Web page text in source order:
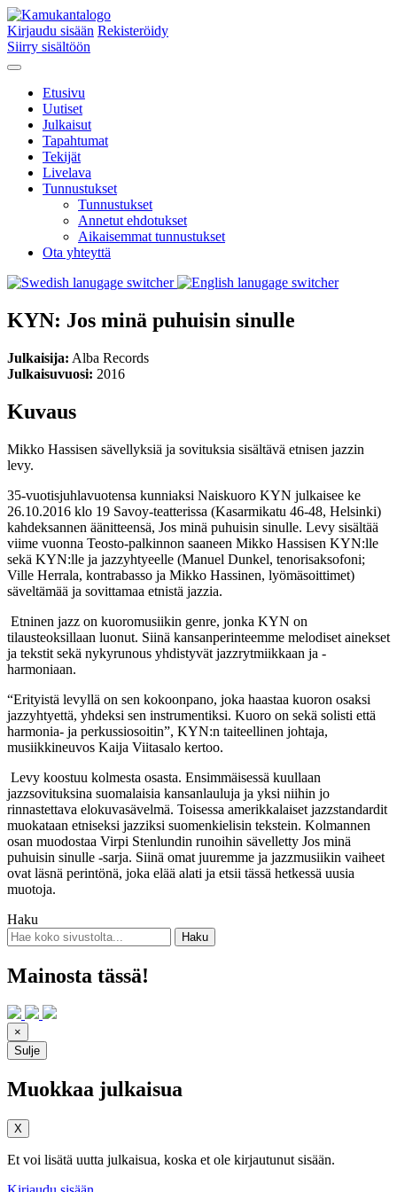
Kirjaudu sisään Rekisteröidy
Siirry sisältöön
Etusivu
Uutiset
Julkaisut
Tapahtumat
Tekijät
Livelava
Tunnustukset
Tunnustukset
Annetut ehdotukset
Aikaisemmat tunnustukset
Ota yhteyttä
KYN: Jos minä puhuisin sinulle
Julkaisija: Alba Records
Julkaisuvuosi: 2016
Kuvaus
Mikko Hassisen sävellyksiä ja sovituksia sisältävä etnisen jazzin
levy.
35-vuotisjuhlavuotensa kunniaksi Naiskuoro KYN julkaisee ke
26.10.2016 klo 19 Savoy-teatterissa (Kasarmikatu 46-48, Helsinki)
kahdeksannen äänitteensä, Jos minä puhuisin sinulle. Levy sisältää
viime vuonna Teosto-palkinnon saaneen Mikko Hassisen KYN:lle
sekä KYN:lle ja jazzyhtyeelle (Manuel Dunkel, tenorisaksofoni;
Ville Herrala, kontrabasso ja Mikko Hassinen, lyömäsoittimet)
säveltämää ja sovittamaa etnistä jazzia.
Etninen jazz on kuoromusiikin genre, jonka KYN on
tilausteoksillaan luonut. Siinä kansanperinteemme melodiset ainekset
ja tekstit sekä nykyrunous yhdistyvät jazzrytmiikkaan ja -
harmoniaan.
“Erityistä levyllä on sen kokoonpano, joka haastaa kuoron osaksi
jazzyhtyettä, yhdeksi sen instrumentiksi. Kuoro on sekä solisti että
harmonia- ja perkussiosoitin”, KYN:n taiteellinen johtaja,
musiikkineuvos Kaija Viitasalo kertoo.
Levy koostuu kolmesta osasta. Ensimmäisessä kuullaan
jazzsovituksina suomalaisia kansanlauluja ja yksi niihin jo
rinnastettava elokuvasävelmä. Toisessa amerikkalaiset jazzstandardit
muokataan etniseksi jazziksi suomenkielisin tekstein. Kolmannen
osan muodostaa Virpi Stenlundin runoihin sävelletty Jos minä
puhuisin sinulle -sarja. Siinä omat juuremme ja jazzmusiikin vaiheet
ovat läsnä perintönä, joka elää alati ja etsii tässä hetkessä uusia
muotoja.
Haku
Mainosta tässä!
×
Sulje
Muokkaa julkaisua
X
Et voi lisätä uutta julkaisua, koska et ole kirjautunut sisään.